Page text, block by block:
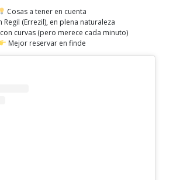
Cosas a tener en cuenta
Regil (Errezil), en plena naturaleza
curvas (pero merece cada minuto)
Mejor reservar en finde